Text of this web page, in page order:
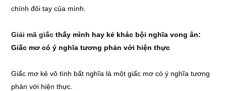
chính đôi tay của mình.
Giải mã giấcthấy mình hay kẻ khác bội nghĩa vong ân:
Giấc mơ có ý nghĩa tương phản với hiện thực
Giấc mơ kẻ vô tình bất nghĩa là một giấc mơ có ý nghĩa tương
phản với hiện thực.